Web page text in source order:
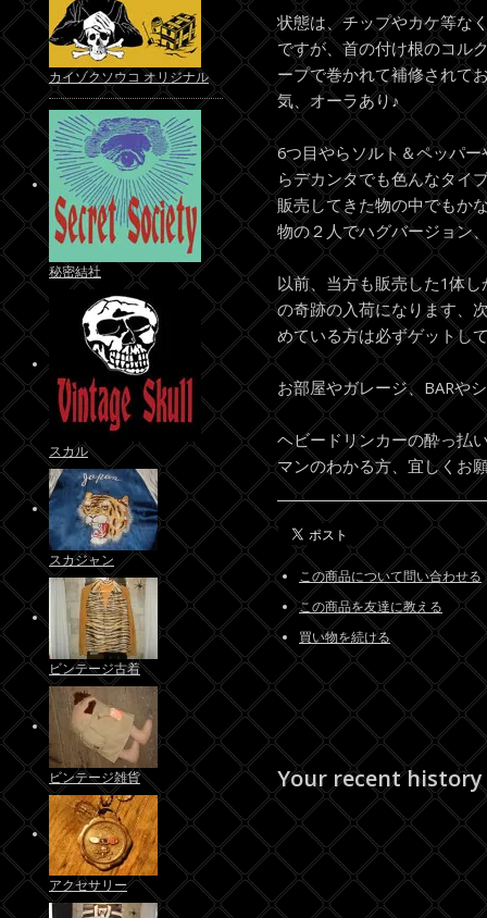
状態は、チップやカケ等な
ですが、首の付け根のコル
ープで巻かれて補修されて
気、オーラあり♪
6つ目やらソルト＆ペッパ
らデカンタでも色んなタイ
販売してきた物の中でもか
物の２人でハグバージョン
以前、当方も販売した1体
の奇跡の入荷になります、
めている方は必ずゲットし
お部屋やガレージ、BARや
ヘビードリンカーの酔っ払
マンのわかる方、宜しくお
この商品について問い合わせる
この商品を友達に教える
買い物を続ける
Your recent history
カイゾクソウコ オリジナル
秘密結社
スカル
スカジャン
ビンテージ古着
ビンテージ雑貨
アクセサリー